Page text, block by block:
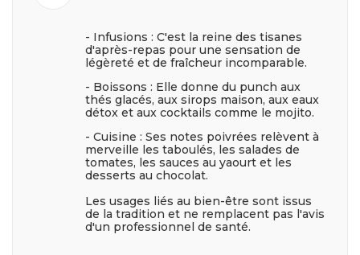
- Infusions : C'est la reine des tisanes
d'après-repas pour une sensation de
légèreté et de fraîcheur incomparable.
- Boissons : Elle donne du punch aux
thés glacés, aux sirops maison, aux eaux
détox et aux cocktails comme le mojito.
- Cuisine : Ses notes poivrées relèvent à
merveille les taboulés, les salades de
tomates, les sauces au yaourt et les
desserts au chocolat.
Les usages liés au bien-être sont issus
de la tradition et ne remplacent pas l'avis
d'un professionnel de santé.